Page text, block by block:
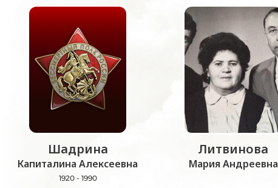
Шадрина
Капиталина Алексеевна
1920 - 1990
Литвинова
Мария Андреевна